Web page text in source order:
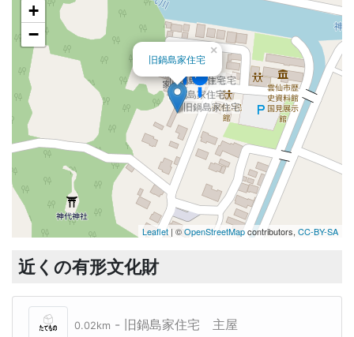
旧鍋島家住宅
旧鍋島家住宅
旧鍋島家住宅
旧鍋島家住宅
旧鍋島家住宅
×
+
−
Leaflet | ©OpenStreetMapcontributors, CC-BY-SA
近くの有形文化財
0.02km - 旧鍋島家住宅 主屋